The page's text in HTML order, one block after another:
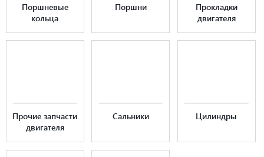
Поршневые
кольца
Поршни
Прокладки
двигателя
Прочие запчасти
двигателя
Сальники Цилиндры